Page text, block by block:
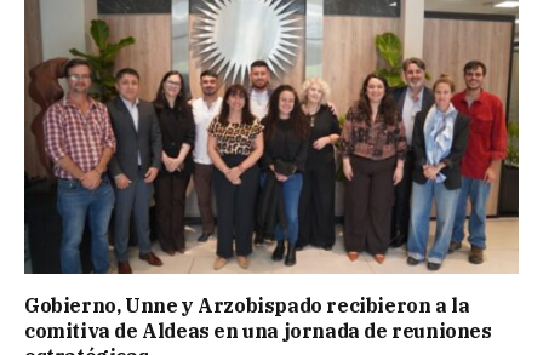
Gobierno, Unne y Arzobispado recibieron a la
comitiva de Aldeas en una jornada de reuniones